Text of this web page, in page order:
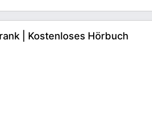
| Kostenloses Hörbuch